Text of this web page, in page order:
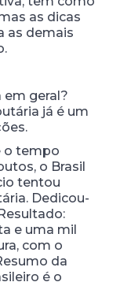
as dicas
as demais
em geral?
já é um
o tempo
o Brasil
tentou
Dedicou-
e uma mil
com o
da
é o